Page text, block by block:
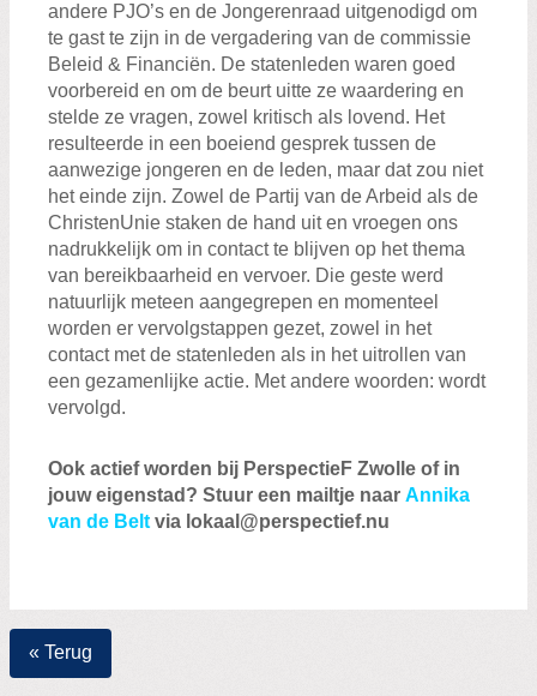
andere PJO’s en de Jongerenraad uitgenodigd om
te gast te zijn in de vergadering van de commissie
Beleid & Financiën. De statenleden waren goed
voorbereid en om de beurt uitte ze waardering en
stelde ze vragen, zowel kritisch als lovend. Het
resulteerde in een boeiend gesprek tussen de
aanwezige jongeren en de leden, maar dat zou niet
het einde zijn. Zowel de Partij van de Arbeid als de
ChristenUnie staken de hand uit en vroegen ons
nadrukkelijk om in contact te blijven op het thema
van bereikbaarheid en vervoer. Die geste werd
natuurlijk meteen aangegrepen en momenteel
worden er vervolgstappen gezet, zowel in het
contact met de statenleden als in het uitrollen van
een gezamenlijke actie. Met andere woorden: wordt
vervolgd.
Ook actief worden bij PerspectieF Zwolle of in
jouw eigenstad? Stuur een mailtje naar Annika
van de Beltvia lokaal@perspectief.nu
« Terug